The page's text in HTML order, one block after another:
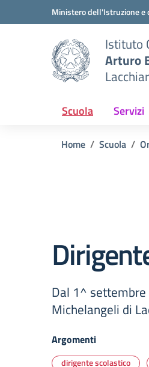
Vai ai contenuti
Vai al menu di navigazione
Ministero dell'Istruzione e
Istituto
Arturo
Scuola Servizi
Home Scuola
Dal 1^ settembre
Michelangeli di
Argomenti
dirigente scolastico